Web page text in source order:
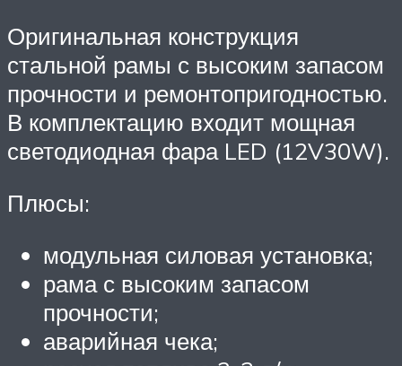
Оригинальная конструкция
стальной рамы с высоким запасом
прочности и ремонтопригодностью.
В комплектацию входит мощная
светодиодная фара LED (12V30W).
Плюсы:
модульная силовая установка;
рама с высоким запасом
прочности;
аварийная чека;